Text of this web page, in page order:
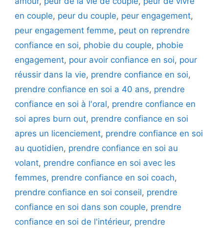
en couple, peur du couple, peur engagement,
peur engagement femme, peut on reprendre
confiance en soi, phobie du couple, phobie
engagement, pour avoir confiance en soi, pour
réussir dans la vie, prendre confiance en soi,
prendre confiance en soi a 40 ans, prendre
confiance en soi à l'oral, prendre confiance en
soi apres burn out, prendre confiance en soi
apres un licenciement, prendre confiance en soi
au quotidien, prendre confiance en soi au
volant, prendre confiance en soi avec les
femmes, prendre confiance en soi coach,
prendre confiance en soi conseil, prendre
confiance en soi dans son couple, prendre
confiance en soi de l'intérieur, prendre